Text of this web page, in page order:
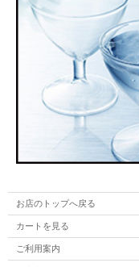
お店のトップへ戻る
カートを見る
ご利用案内